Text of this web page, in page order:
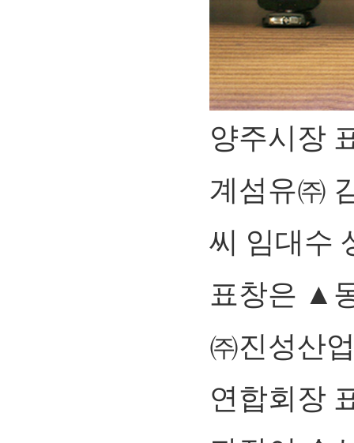
양주시장
계섬유㈜
씨 임대수
표창은 ▲
㈜진성산
연합회장